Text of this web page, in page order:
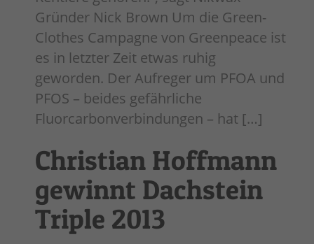
Gründer Nick Brown Um die Green-
Clothes Campagne von Greenpeace ist
es in letzter Zeit etwas ruhig
geworden. Der Aufreger um PFOA und
PFOS – beides gefährliche
Fluorcarbonverbindungen – hat […]
Christian Hoffmann
gewinnt Dachstein
Triple 2013